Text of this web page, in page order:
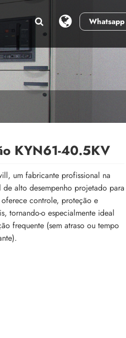
Whatsapp
KYN61-40.5KV
um fabricante profissional na
alto desempenho projetado para
controle, proteção e
tornando-o especialmente ideal
frequente (sem atraso ou tempo